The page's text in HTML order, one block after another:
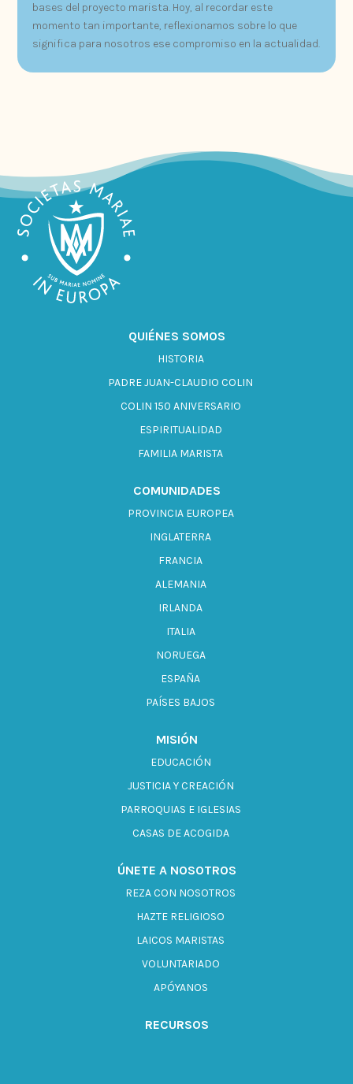
bases del proyecto marista. Hoy, al recordar este
momento tan importante, reflexionamos sobre lo que
significa para nosotros ese compromiso en la actualidad.
QUIÉNES SOMOS
HISTORIA
PADRE JUAN-CLAUDIO COLIN
COLIN 150 ANIVERSARIO
ESPIRITUALIDAD
FAMILIA MARISTA
COMUNIDADES
PROVINCIA EUROPEA
INGLATERRA
FRANCIA
ALEMANIA
IRLANDA
ITALIA
NORUEGA
ESPAÑA
PAÍSES BAJOS
MISIÓN
EDUCACIÓN
JUSTICIA Y CREACIÓN
PARROQUIAS E IGLESIAS
CASAS DE ACOGIDA
ÚNETE A NOSOTROS
REZA CON NOSOTROS
HAZTE RELIGIOSO
LAICOS MARISTAS
VOLUNTARIADO
APÓYANOS
RECURSOS